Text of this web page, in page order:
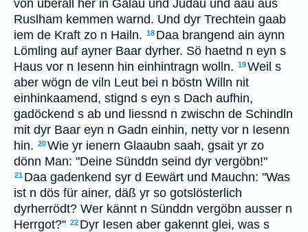
von überall her in Gälau und Judau und aau aus
Ruslham kemmen warnd. Und dyr Trechtein gaab
iem de Kraft zo n Hailn. 18 Daa brangend ain aynn
Lömling auf ayner Baar dyrher. Sö haetnd n eyn s
Haus vor n Iesenn hin einhintragn wolln. 19Weil s
aber wögn de viln Leut bei n böstn Willn nit
einhinkaamend, stignd s eyn s Dach aufhin,
gadöckend s ab und liessnd n zwischn de Schindln
mit dyr Baar eyn n Gadn einhin, netty vor n Iesenn
hin. 20Wie yr ienern Glaaubn saah, gsait yr zo
dönn Man: "Deine Sünddn seind dyr vergöbn!"
21 Daa gadenkend syr d Eewärt und Mauchn: "Was
ist n dös für ainer, däß yr so gotslösterlich
dyrherrödt? Wer kännt n Sünddn vergöbn ausser n
Herrgot?" 22 Dyr Iesen aber gakennt glei, was s